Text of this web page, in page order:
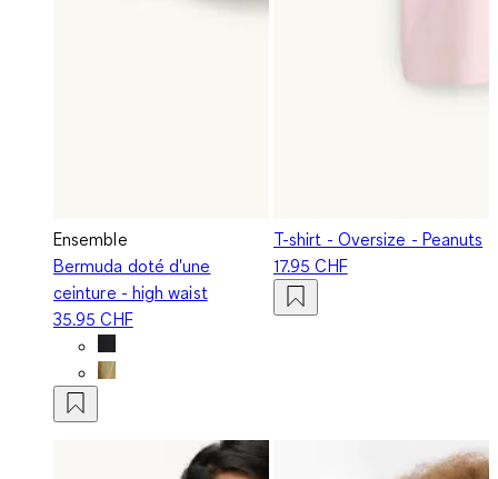
Ensemble
Bermuda doté d'une
ceinture - high waist
35.95 CHF
T-shirt - Oversize - Peanuts
17.95 CHF